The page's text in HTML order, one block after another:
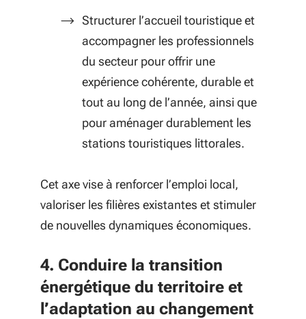
Structurer l’accueil touristique et
accompagner les professionnels
du secteur pour offrir une
expérience cohérente, durable et
tout au long de l’année, ainsi que
pour aménager durablement les
stations touristiques littorales.
Cet axe vise à renforcer l’emploi local,
valoriser les filières existantes et stimuler
de nouvelles dynamiques économiques.
4. Conduire la transition
énergétique du territoire et
l’adaptation au changement